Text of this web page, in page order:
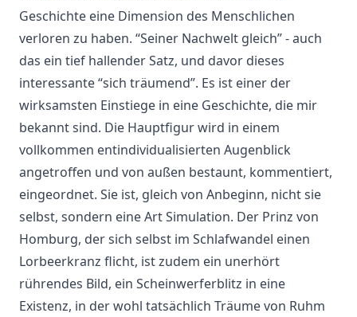
Geschichte eine Dimension des Menschlichen
verloren zu haben. “Seiner Nachwelt gleich” - auch
das ein tief hallender Satz, und davor dieses
interessante “sich träumend”. Es ist einer der
wirksamsten Einstiege in eine Geschichte, die mir
bekannt sind. Die Hauptfigur wird in einem
vollkommen entindividualisierten Augenblick
angetroffen und von außen bestaunt, kommentiert,
eingeordnet. Sie ist, gleich von Anbeginn, nicht sie
selbst, sondern eine Art Simulation. Der Prinz von
Homburg, der sich selbst im Schlafwandel einen
Lorbeerkranz flicht, ist zudem ein unerhört
rührendes Bild, ein Scheinwerferblitz in eine
Existenz, in der wohl tatsächlich Träume von Ruhm